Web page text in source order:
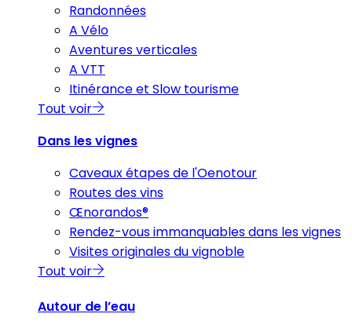
Randonnées
A Vélo
Aventures verticales
A VTT
Itinérance et Slow tourisme
Tout voir
Dans les vignes
Caveaux étapes de l'Oenotour
Routes des vins
Œnorandos®
Rendez-vous immanquables dans les vignes
Visites originales du vignoble
Tout voir
Autour de l’eau